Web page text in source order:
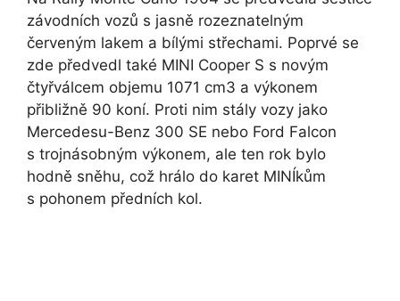
závodních vozů s jasně rozeznatelným
červeným lakem a bílými střechami. Poprvé se
zde předvedl také MINI Cooper S s novým
čtyřválcem objemu 1071 cm3 a výkonem
přibližně 90 koní. Proti nim stály vozy jako
Mercedesu-Benz 300 SE nebo Ford Falcon
s trojnásobným výkonem, ale ten rok bylo
hodně sněhu, což hrálo do karet MINÍkům
s pohonem předních kol.